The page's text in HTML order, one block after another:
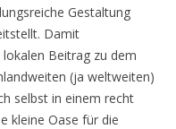
Gestaltung
Damit
Beitrag zu dem
(ja weltweiten)
selbst in einem recht
kleine Oase für die